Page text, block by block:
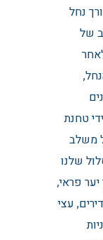
נחל
של
טחנת
משלב
שלנו
פראי,
עצי